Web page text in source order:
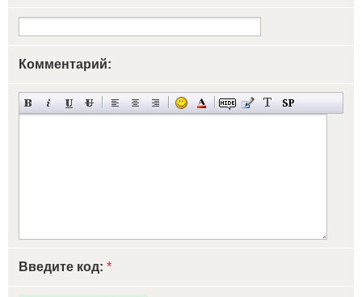
Комментарий:
Введите код: *